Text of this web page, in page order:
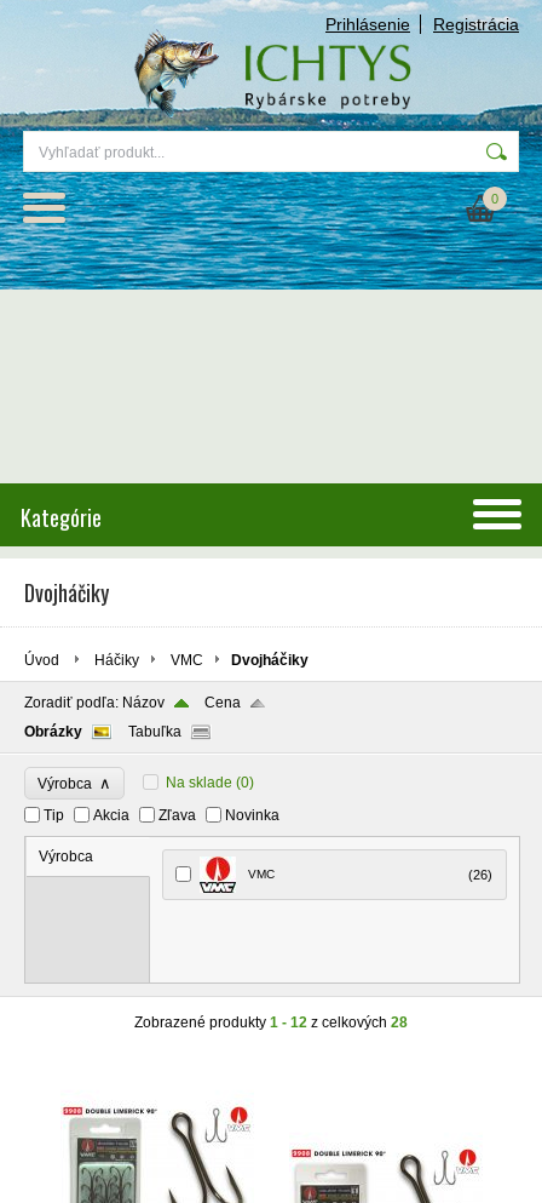
Prihlásenie Registrácia
0
Kategórie
Dvojháčiky
Úvod Háčiky VMC Dvojháčiky
Zoradiť podľa: Názov
Cena
Obrázky
Tabuľka
Výrobca ∧ Na sklade (0)
Tip
Akcia Zľava Novinka
Výrobca
VMC (26)
Zobrazené produkty 1 - 12 z celkových 28